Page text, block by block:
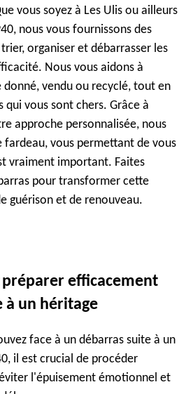
vous soyez à Les Ulis ou ailleurs
nous vous fournissons des
organiser et débarrasser les
Nous vous aidons à
vendu ou recyclé, tout en
qui vous sont chers. Grâce à
approche personnalisée, nous
fardeau, vous permettant de vous
vraiment important. Faites
pour transformer cette
guérison et de renouveau.
efficacement
à un héritage
face à un débarras suite à un
il est crucial de procéder
l'épuisement émotionnel et